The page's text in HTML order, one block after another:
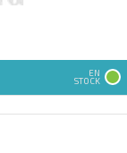
EN
STOCK